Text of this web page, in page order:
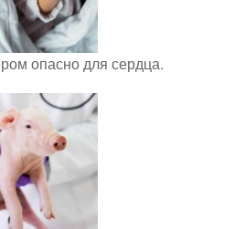
опасно для сердца.